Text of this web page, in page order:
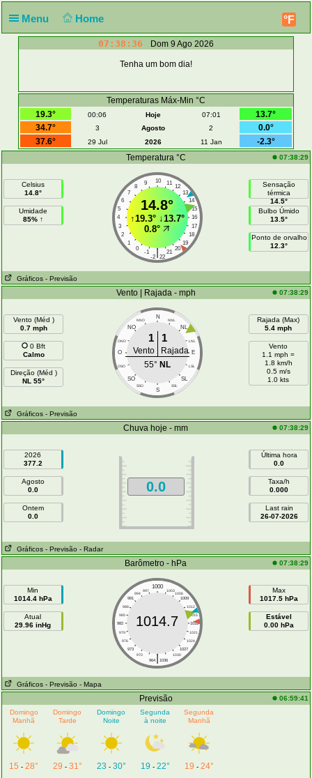
Menu Home °F
07:38:36 Dom 9 Ago 2026
Tenha um bom dia!
Temperaturas Máx-Min °C
19.3°
00:06 Hoje 07:01
13.7°
34.7°
3 Agosto 2
0.0°
37.6°
29 Jul 2026 11 Jan
-2.3°
Temperatura °C
07:38:29
Celsius
14.8°
Umidade
85% ↑
10
9 11
8
12
7
13
6
14
5
15
4
16
3
17
2
18
1
19
0
20
-1 21
|
-2 22
14.8°
↑19.3°↓13.7°
0.8°
Sensação
térmica
14.5°
Bulbo Úmido
13.5°
Ponto de orvalho
12.3°
Gráficos - Previsão
Vento | Rajada - mph 07:38:29
Vento (Méd )
0.7 mph
0 Bft
Calmo
Direção (Méd )
NL 55°
N
NNO NNL
NO NL
ONO LNL
O E
OSO LSL
SO SL
SSO SSL
S
1 1
Vento
Rajada
55° NL
Rajada (Max)
5.4 mph
Vento
1.1 mph =
1.8 km/h
0.5 m/s
1.0 kts
Gráficos - Previsão
Chuva hoje - mm 07:38:29
2026
377.2
Agosto
0.0
Ontem
0.0
0.0
Última hora
0.0
Taxa/h
0.000
Last rain
26-07-2026
Gráficos - Previsão - Radar
Barômetro - hPa 07:38:29
Min
1014.4 hPa
Atual
29.96 inHg
1000
997 1003
994
1006
991
1009
988
1012
985
1015
982
1018
979
1021
976
1024
973
1027
970
1030
|
964 1036
1014.7
Max
1017.5 hPa
Estável
0.00 hPa
Gráficos - Previsão - Mapa
Previsão
06:59:41
Domingo
Manhã
Domingo
Tarde
Domingo
Noite
Segunda
à noite
Segunda
Manhã
15 -28° 29 - 31° 23 - 30° 19 - 22° 19 - 24°